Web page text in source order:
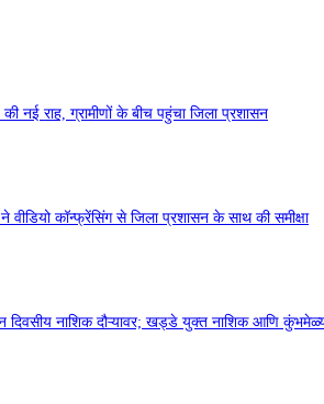
नई राह, ग्रामीणों के बीच पहुंचा जिला प्रशासन
ने वीडियो कॉन्फ्रेंसिंग से जिला प्रशासन के साथ की समीक्षा
दिवसीय नाशिक दौऱ्यावर; खड्डे युक्त नाशिक आणि